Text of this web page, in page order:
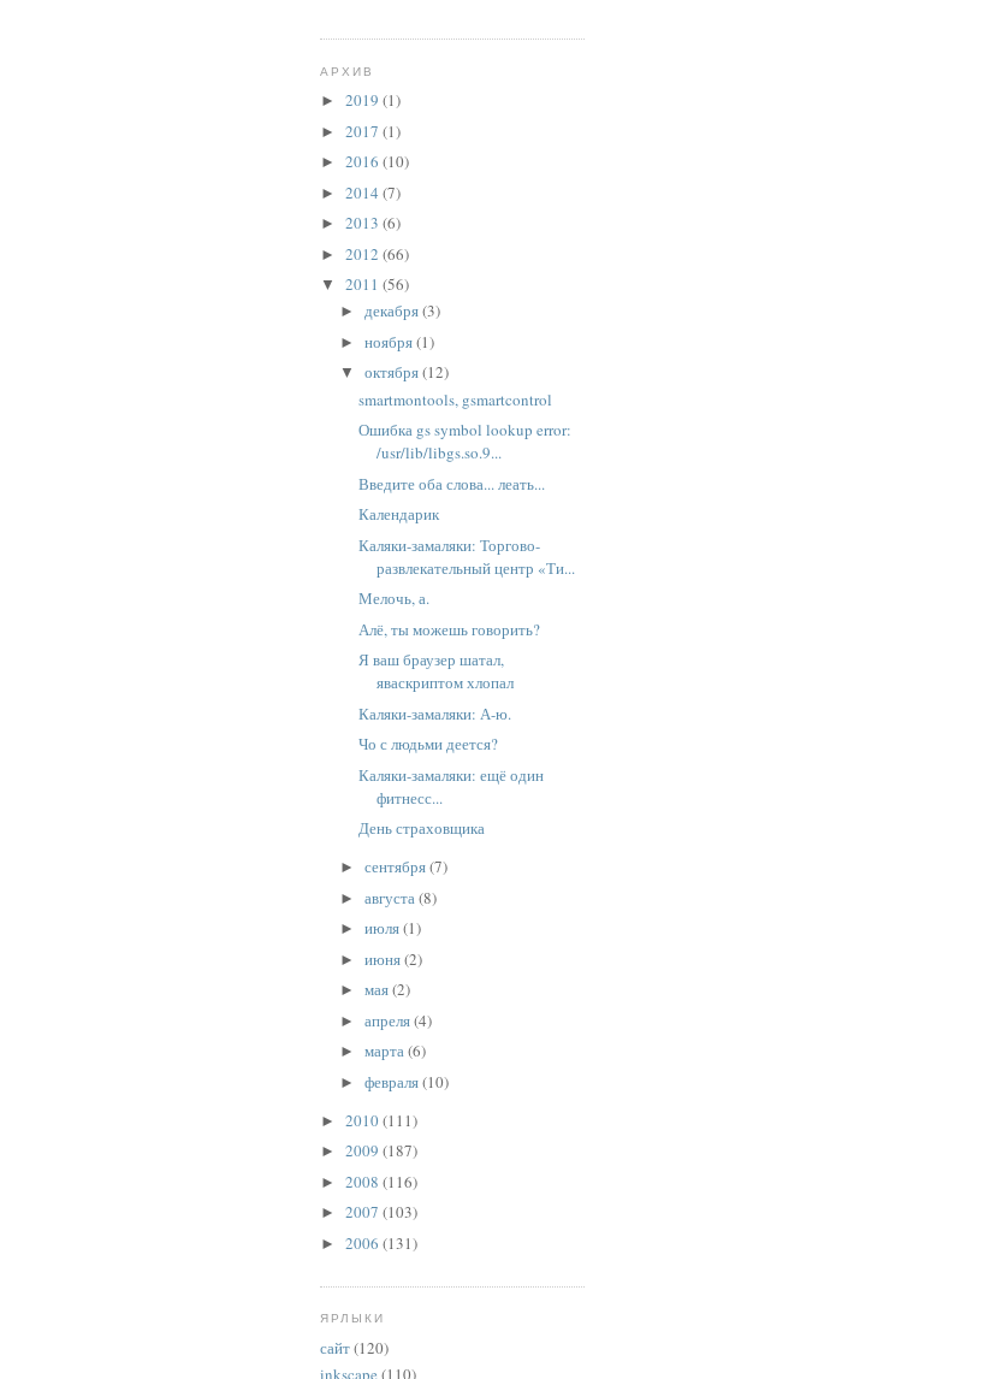
АРХИВ
► 2019 (1)
► 2017 (1)
► 2016 (10)
► 2014 (7)
► 2013 (6)
► 2012 (66)
▼ 2011 (56)
► декабря(3)
► ноября(1)
▼ октября(12)
smartmontools, gsmartcontrol
Ошибка gs symbol lookup error:
/usr/lib/libgs.so.9...
Введите оба слова... леать...
Календарик
Каляки-замаляки: Торгово-
развлекательный центр «Ти...
Мелочь, а.
Алё, ты можешь говорить?
Я ваш браузер шатал,
яваскриптом хлопал
Каляки-замаляки: А-ю.
Чо с людьми деется?
Каляки-замаляки: ещё один
фитнесс...
День страховщика
► сентября(7)
► августа(8)
► июля(1)
► июня(2)
► мая(2)
► апреля(4)
► марта(6)
► февраля(10)
► 2010(111)
► 2009 (187)
► 2008 (116)
► 2007 (103)
► 2006 (131)
ЯРЛЫКИ
сайт(120)
inkscape (110)